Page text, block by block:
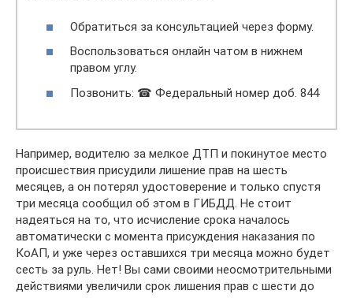
Обратиться за консультацией через форму.
Воспользоваться онлайн чатом в нижнем
правом углу.
Позвонить: ☎ Федеральный номер доб. 844
Например, водителю за мелкое ДТП и покинутое место
происшествия присудили лишение прав на шесть
месяцев, а он потерял удостоверение и только спустя
три месяца сообщил об этом в ГИБДД. Не стоит
надеяться на то, что исчисление срока началось
автоматически с момента присуждения наказания по
КоАП, и уже через оставшихся три месяца можно будет
сесть за руль. Нет! Вы сами своими неосмотрительными
действиями увеличили срок лишения прав с шести до